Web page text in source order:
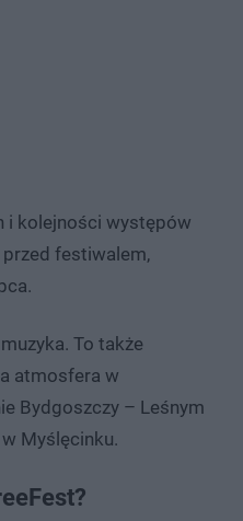
i kolejności występów
festiwalem,
To także
atmosfera w
Bydgoszczy – Leśnym
Myślęcinku.